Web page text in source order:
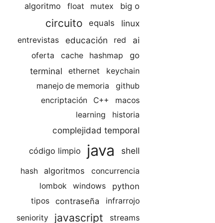
algoritmo float mutex big o
circuito equals linux
entrevistas educación red ai
oferta cache hashmap go
terminal ethernet
keychain
manejo de memoria
github
encriptación
C++
macos
learning
historia
complejidad temporal
código limpio java shell
hash algoritmos
concurrencia
lombok
windows python
tipos contraseña
infrarrojo
seniority
javascript streams